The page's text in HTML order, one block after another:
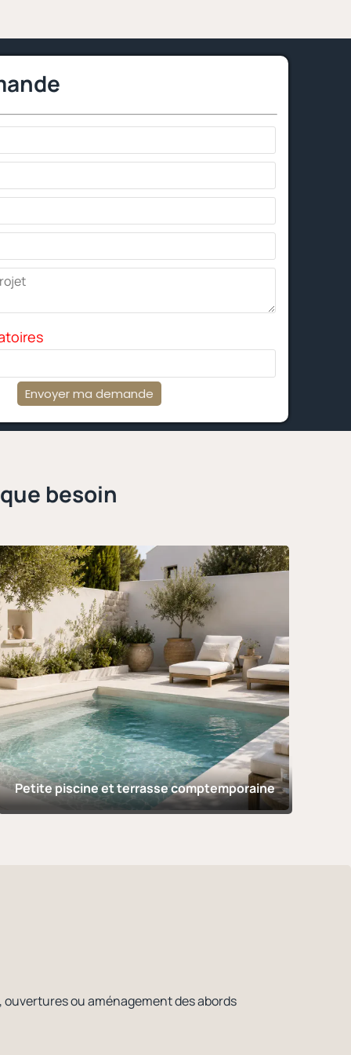
Envoyer ma demande
besoin
Petite piscine et terrasse comptemporaine
ou aménagement des abords